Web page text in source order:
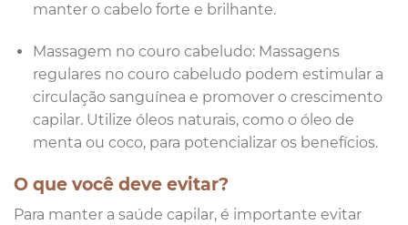
manter o cabelo forte e brilhante.
Massagem no couro cabeludo: Massagens
regulares no couro cabeludo podem estimular a
circulação sanguínea e promover o crescimento
capilar. Utilize óleos naturais, como o óleo de
menta ou coco, para potencializar os benefícios.
O que você deve evitar?
Para manter a saúde capilar, é importante evitar